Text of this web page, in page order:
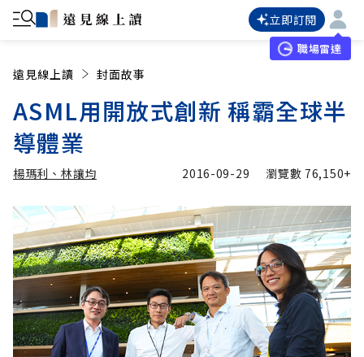
立即訂閱
職場雷達
遠見線上讀 封面故事
ASML用開放式創新 稱霸全球半
導體業
楊瑪利、林讓均
楊瑪利、林讓均 加入追蹤
2016-09-29 瀏覽數 76,150+